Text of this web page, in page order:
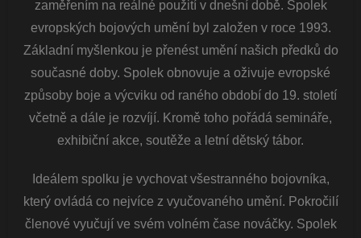
zaměřením na reálné použití v dnešní době. Spolek
evropských bojových umění byl založen v roce 1993.
Základní myšlenkou je přenést umění našich předků do
současné doby. Spolek obnovuje a oživuje evropské
způsoby boje a výcviku od raného období do 19. století
včetně a dále je rozvíjí. Kromě toho pořádá semináře,
exhibiční akce, soutěže a letní dětský tábor.
Ideálem spolku je vychovat všestranného bojovníka,
který ovládá co nejvíce z vyučovaného umění. Pokročilí
členové vyučují ve svém volném čase nováčky. Spolek